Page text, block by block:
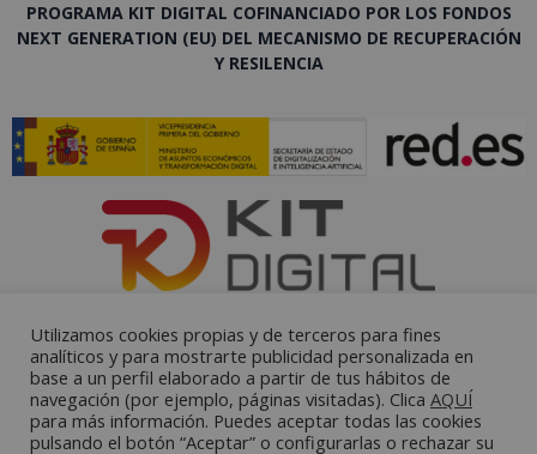
PROGRAMA KIT DIGITAL COFINANCIADO POR LOS FONDOS
NEXT GENERATION (EU) DEL MECANISMO DE RECUPERACIÓN
Y RESILENCIA
Utilizamos cookies propias y de terceros para fines
analíticos y para mostrarte publicidad personalizada en
base a un perfil elaborado a partir de tus hábitos de
navegación (por ejemplo, páginas visitadas). Clica AQUÍ
para más información. Puedes aceptar todas las cookies
pulsando el botón “Aceptar” o configurarlas o rechazar su